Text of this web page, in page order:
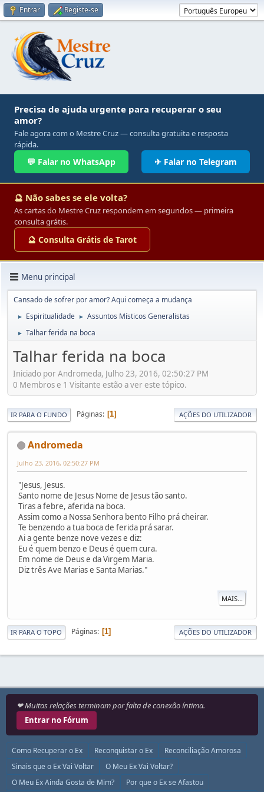
Entrar Registe-se
Precisa de ajuda urgente para recuperar o seu
amor?
Fale agora com o Mestre Cruz — consulta gratuita e resposta
rápida.
💬 Falar no WhatsApp ✈ Falar no Telegram
🔮 Não sabes se ele volta?
As cartas do Mestre Cruz respondem em segundos — primeira
consulta grátis.
🔮 Consulta Grátis de Tarot
Menu principal
Cansado de sofrer por amor? Aqui começa a mudança
► Espiritualidade ► Assuntos Místicos Generalistas
► Talhar ferida na boca
Talhar ferida na boca
Iniciado por Andromeda, Julho 23, 2016, 02:50:27 PM
0 Membros e 1 Visitante estão a ver este tópico.
IR PARA O FUNDO Páginas 1 AÇÕES DO UTILIZADOR
Andromeda
Julho 23, 2016, 02:50:27 PM
"Jesus, Jesus.
Santo nome de Jesus Nome de Jesus tão santo.
Tiras a febre, aferida na boca.
Assim como a Nossa Senhora bento Filho prá cheirar.
Te benzendo a tua boca de ferida prá sarar.
Ai a gente benze nove vezes e diz:
Eu é quem benzo e Deus é quem cura.
Em nome de Deus e da Virgem Maria.
Diz três Ave Marias e Santa Marias."
MAIS...
IR PARA O TOPO Páginas 1 AÇÕES DO UTILIZADOR
❤ Muitas relações terminam por falta de conexão íntima.
Entrar no Fórum
Como Recuperar o Ex Reconquistar o Ex
Reconciliação Amorosa
Sinais que o Ex Vai Voltar
O Meu Ex Vai Voltar?
O Meu Ex Ainda Gosta de Mim?
Por que o Ex se Afastou